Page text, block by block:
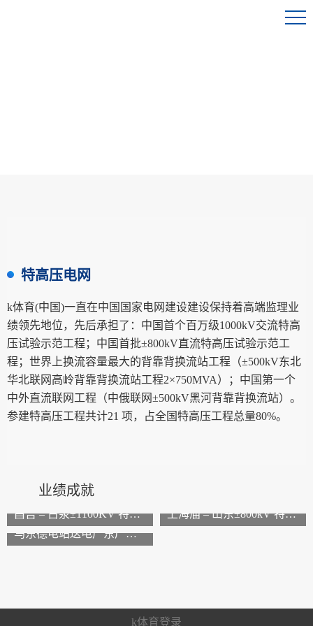
特高压电网
k体育(中国)一直在中国国家电网建设建设保持着高端监理业
绩领先地位，先后承担了：中国首个百万级1000kV交流特高
压试验示范工程；中国首批±800kV直流特高压试验示范工
程；世界上换流容量最大的背靠背换流站工程（±500kV东北
华北联网高岭背靠背换流站工程2×750MVA）；中国第一个
中外直流联网工程（中俄联网±500kV黑河背靠背换流站）。
参建特高压工程共计21 项，占全国特高压工程总量80%。
业绩成就
昌吉 – 古泉±1100KV 特高压直流输电线工程
上海庙 – 山东±800kV 特高压直流项目
乌东德电站送电广东广西特高压多端直流示范工程线路工程
k体育登录